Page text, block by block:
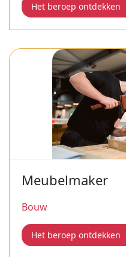
Het beroep ontdekken
Meubelmaker
Bouw
Het beroep ontdekken